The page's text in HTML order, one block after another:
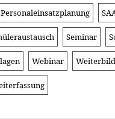
Personaleinsatzplanung
Seminar
Webinar